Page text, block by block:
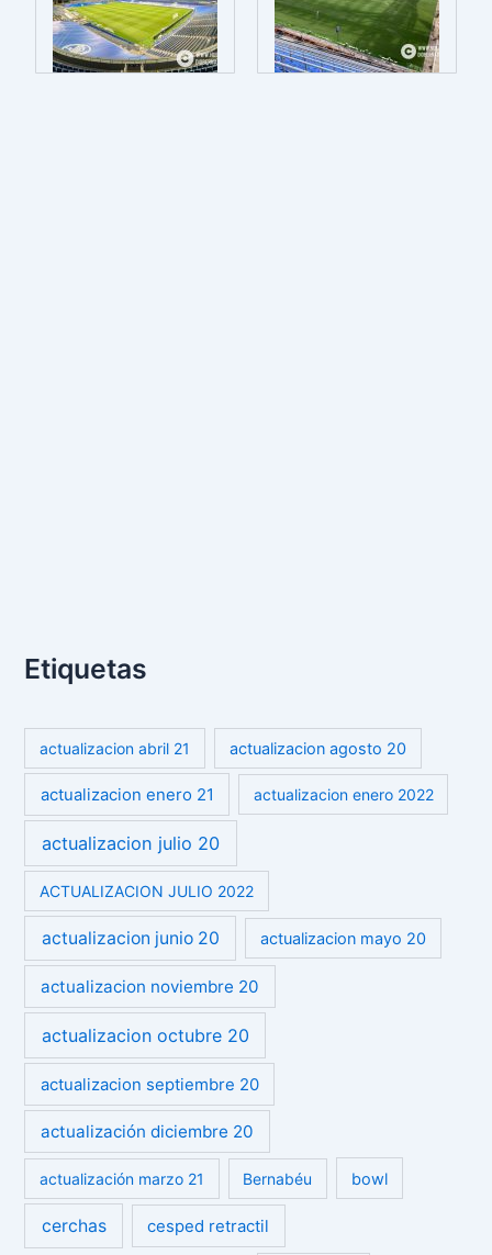
Etiquetas
actualizacion abril 21 actualizacion agosto 20
actualizacion enero 21 actualizacion enero 2022
actualizacion julio 20
ACTUALIZACION JULIO 2022
actualizacion junio 20 actualizacion mayo 20
actualizacion noviembre 20
actualizacion octubre 20
actualizacion septiembre 20
actualización diciembre 20
actualización marzo 21 Bernabéu bowl
cerchas cesped retractil